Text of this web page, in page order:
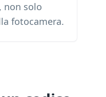
non solo
fotocamera.